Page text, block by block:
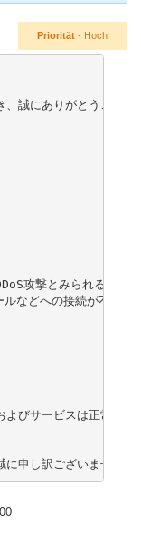
Priorität - Hoch
、誠にありがとうござい
攻撃とみられるトラ
などへの接続が不安定
びサービスは正常に復
に申し訳ございませんで